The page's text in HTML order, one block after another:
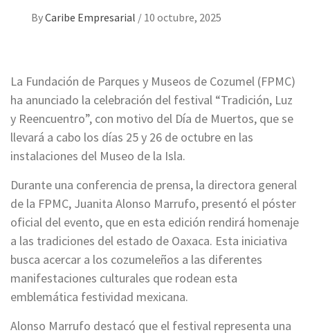
ByCaribe Empresarial / 10 octubre, 2025
La Fundación de Parques y Museos de Cozumel (FPMC)
ha anunciado la celebración del festival “Tradición, Luz
y Reencuentro”, con motivo del Día de Muertos, que se
llevará a cabo los días 25 y 26 de octubre en las
instalaciones del Museo de la Isla.
Durante una conferencia de prensa, la directora general
de la FPMC, Juanita Alonso Marrufo, presentó el póster
oficial del evento, que en esta edición rendirá homenaje
a las tradiciones del estado de Oaxaca. Esta iniciativa
busca acercar a los cozumeleños a las diferentes
manifestaciones culturales que rodean esta
emblemática festividad mexicana.
Alonso Marrufo destacó que el festival representa una